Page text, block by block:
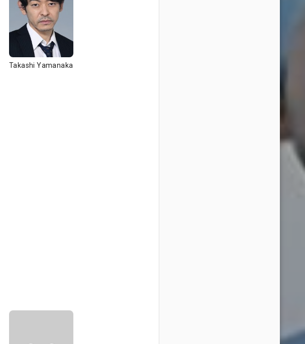
Takashi Yamanaka